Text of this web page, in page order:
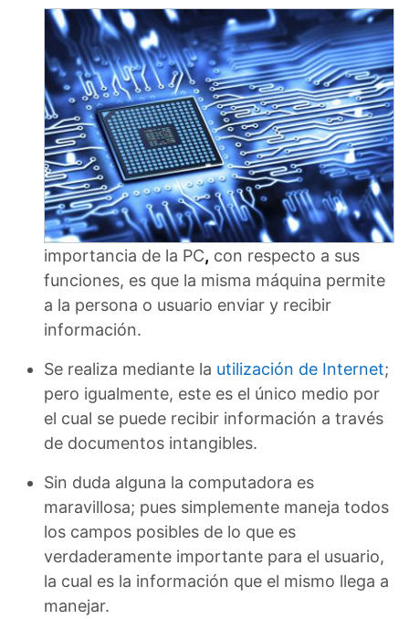
importancia de la PC, con respecto a sus
funciones, es que la misma máquina permite
a la persona o usuario enviar y recibir
información.
Se realiza mediante la utilización de Internet;
pero igualmente, este es el único medio por
el cual se puede recibir información a través
de documentos intangibles.
Sin duda alguna la computadora es
maravillosa; pues simplemente maneja todos
los campos posibles de lo que es
verdaderamente importante para el usuario,
la cual es la información que el mismo llega a
manejar.